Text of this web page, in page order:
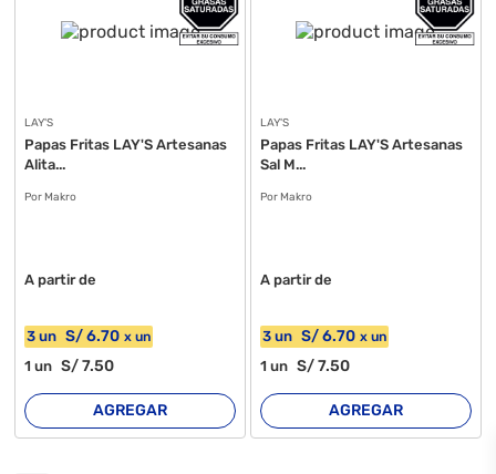
LAY'S
Papas Fritas LAY'S Artesanas
Alita...
Por Makro
A partir de
3 un S/6.70 xun
1un S/7.50
AGREGAR
LAY'S
Papas Fritas LAY'S Artesanas
Sal M...
Por Makro
A partir de
3 un S/6.70 x un
1 un S/7.50
AGREGAR